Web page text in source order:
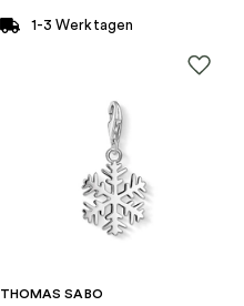
1-3 Werktagen
THOMAS SABO